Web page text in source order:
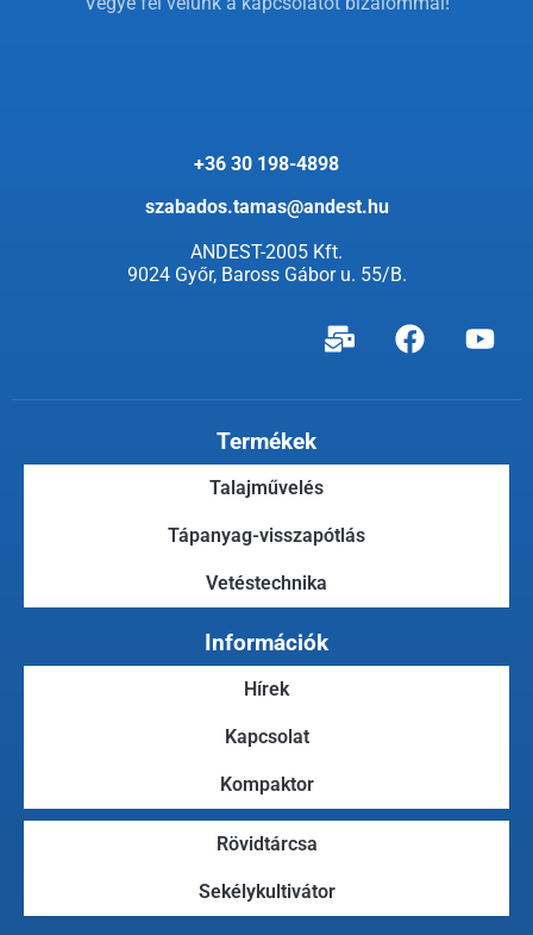
+36 30 198-4898
szabados.tamas@andest.hu
ANDEST-2005 Kft.
9024 Győr, Baross Gábor u. 55/B.
Termékek
Talajművelés
Tápanyag-visszapótlás
Vetéstechnika
Információk
Hírek
Kapcsolat
Kompaktor
Rövidtárcsa
Sekélykultivátor